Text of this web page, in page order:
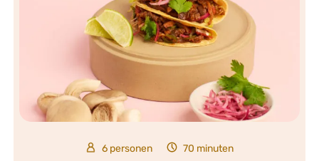
6 personen 70 minuten